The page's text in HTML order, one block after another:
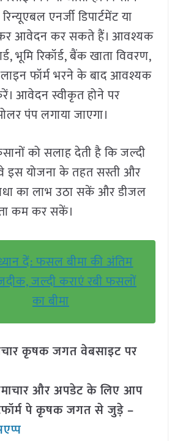
एनर्जी डिपार्टमेंट या
आवेदन कर सकते हैं। आवश्यक
भूमि रिकॉर्ड, बैंक खाता विवरण,
फॉर्म भरने के बाद आवश्यक
आवेदन स्वीकृत होने पर
पंप लगाया जाएगा।
को सलाह देती है कि जल्दी
इस योजना के तहत सस्ती और
का लाभ उठा सकें और डीजल
कम कर सकें।
दें: फसल बीमा की अंतिम
जल्दी कराएं रबी फसलों
का बीमा
कृषक जगत वेबसाइट पर
और अपडेट के लिए आप
पे कृषक जगत से जुड़े –